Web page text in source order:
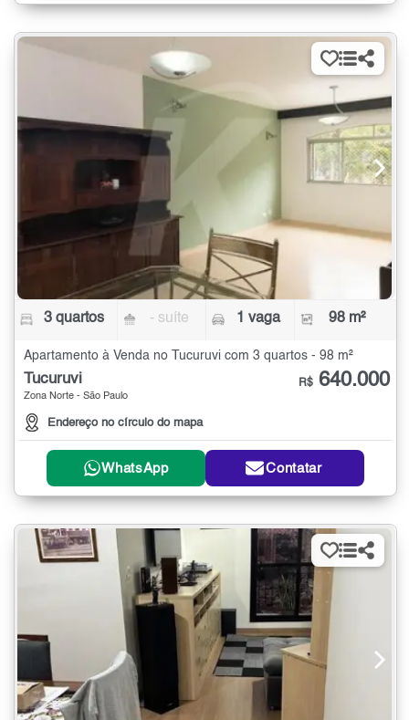
3 quartos - suíte 1 vaga 98 m²
Apartamento à Venda no Tucuruvi com 3 quartos - 98 m²
Tucuruvi
Zona Norte - São Paulo
Endereço no círculo do mapa
R$ 640.000
WhatsApp Contatar